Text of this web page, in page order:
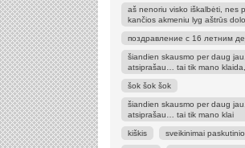
aš nenoriu visko iškalbėti, nes
kančios akmeniu lyg aštrūs
поздравление с 16 летним
šiandien skausmo per daug
atsiprašau… tai tik mano
šok šok šok
šiandien skausmo per daug
atsiprašau… tai tik mano klai
kiškis sveikinimai